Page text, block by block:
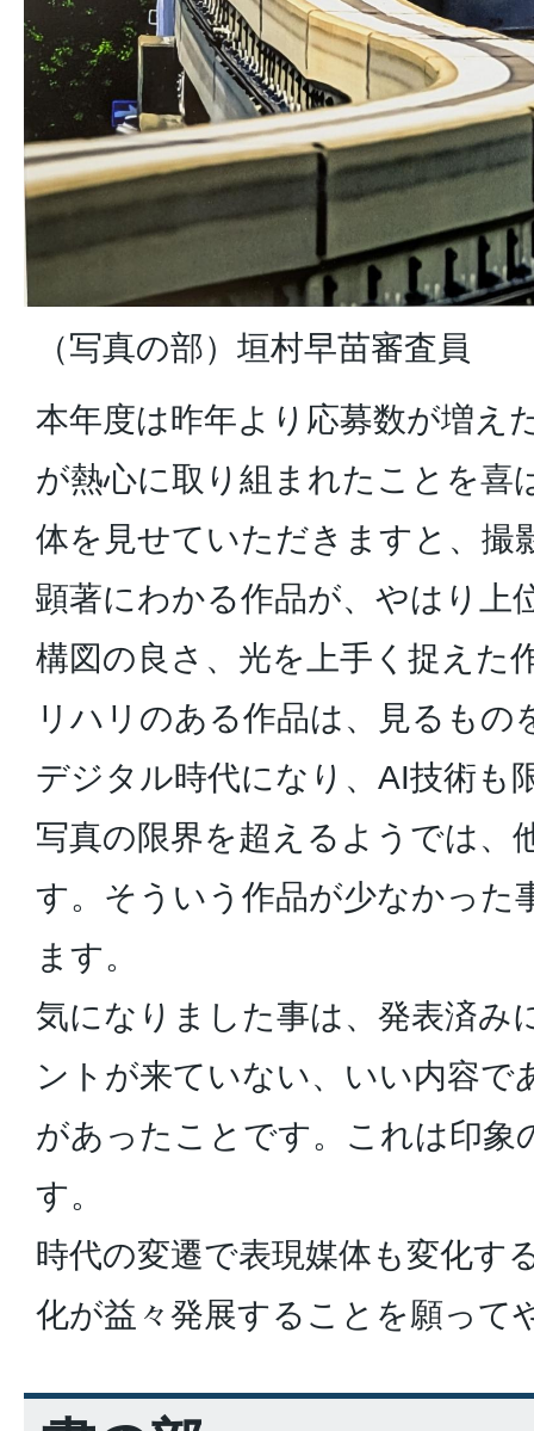
（写真の部）垣村早苗審査員
本年度は昨年より応募数が増え
が熱心に取り組まれたことを喜
体を見せていただきますと、撮
顕著にわかる作品が、やはり上
構図の良さ、光を上手く捉えた
リハリのある作品は、見るもの
デジタル時代になり、AI技術も
写真の限界を超えるようでは、
す。そういう作品が少なかった
ます。
気になりました事は、発表済み
ントが来ていない、いい内容で
があったことです。これは印象
す。
時代の変遷で表現媒体も変化す
化が益々発展することを願って